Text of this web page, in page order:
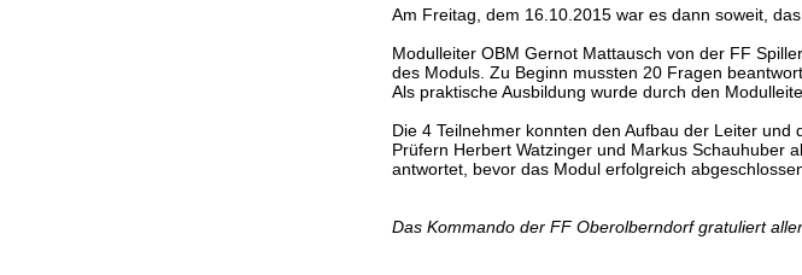
Am Freitag, dem 16.10.2015 war es dann soweit,
Modulleiter OBM Gernot Mattausch von der FF
des Moduls. Zu Beginn mussten 20 Fragen
Als praktische Ausbildung wurde durch den
Die 4 Teilnehmer konnten den Aufbau der Leiter
Prüfern Herbert Watzinger und Markus Schauhuber
antwortet, bevor das Modul erfolgreich
Das Kommando der FF Oberolberndorf gratuliert